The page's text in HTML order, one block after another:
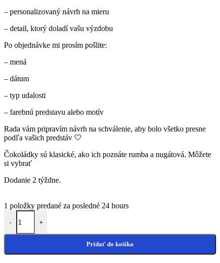
– personalizovaný návrh na mieru
– detail, ktorý doladí vašu výzdobu
Po objednávke mi prosím pošlite:
– mená
– dátum
– typ udalosti
– farebnú predstavu alebo motív
Rada vám pripravím návrh na schválenie, aby bolo všetko presne
podľa vašich predstáv 🤍
Čokoládky sú klasické, ako ich poznáte rumba a nugátová. Môžete
si vybrať
Dodanie 2 týždne.
1 položky predané za posledné 24 hours
-
množstvo Čokoládky na krstiny
+
Pridať do košíka